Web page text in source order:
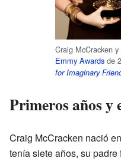
Craig McCracken y
Emmy Awards de
for Imaginary
Primeros años y
Craig McCracken nació
tenía siete años, su